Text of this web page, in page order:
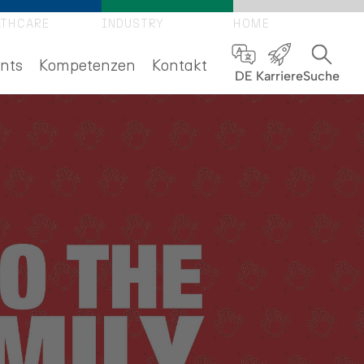
INDUSTRY HOME
Kompetenzen Kontakt
DE KarriereSuche